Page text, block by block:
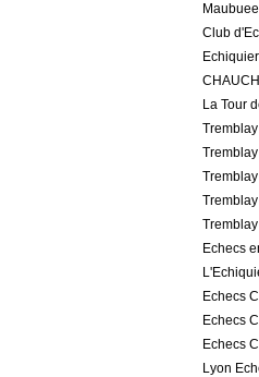
Club
La Tour
Echecs
Echecs
Echecs
Echecs
Lyon